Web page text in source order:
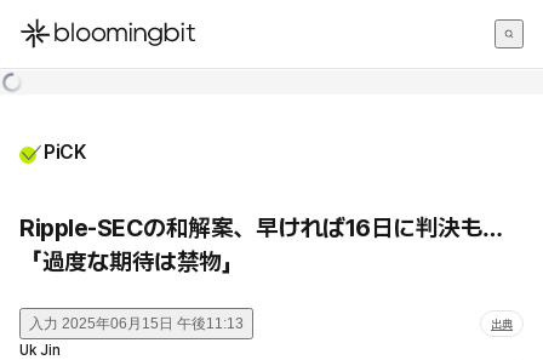
한국어
PiCK
Ripple-SECの和解案、早ければ16日に判決も…
「過度な期待は禁物」
入力 2025年06月15日 午後11:13 出典
Uk Jin